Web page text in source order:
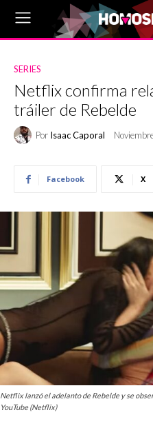
SERIES
Netflix confirma
tráiler de Rebelde
Por Isaac Caporal
Facebook X
Netflix lanzó el adelanto de Rebelde y se
YouTube (Netflix)